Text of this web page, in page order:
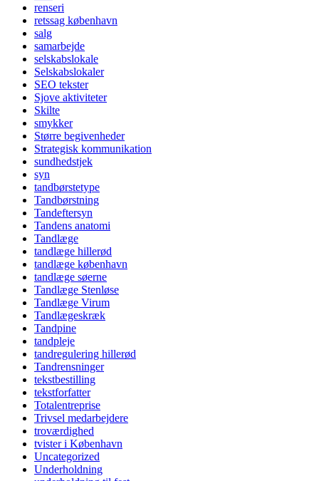
renseri
retssag københavn
salg
samarbejde
selskabslokale
Selskabslokaler
SEO tekster
Sjove aktiviteter
Skilte
smykker
Større begivenheder
Strategisk kommunikation
sundhedstjek
syn
tandbørstetype
Tandbørstning
Tandeftersyn
Tandens anatomi
Tandlæge
tandlæge hillerød
tandlæge københavn
tandlæge søerne
Tandlæge Stenløse
Tandlæge Virum
Tandlægeskræk
Tandpine
tandpleje
tandregulering hillerød
Tandrensninger
tekstbestilling
tekstforfatter
Totalentreprise
Trivsel medarbejdere
troværdighed
tvister i København
Uncategorized
Underholdning